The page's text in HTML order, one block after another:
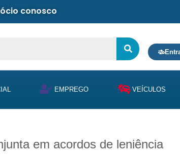
conosco
EMPREGO VEÍCULOS
em acordos de leniência